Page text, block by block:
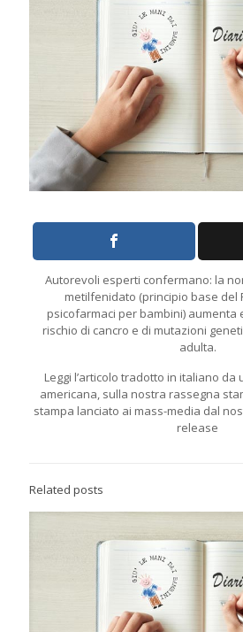
Autorevoli esperti confermano: la
metilfenidato (principio base del
psicofarmaci per bambini) aumenta
rischio di cancro e di mutazioni
adulta.
Leggi l’articolo tradotto in italiano
americana, sulla nostra rassegna
stampa lanciato ai mass-media dal
release
Related posts